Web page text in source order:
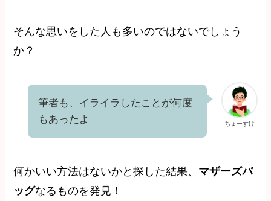
そんな思いをした人も多いのではないでしょう
か？
ちょーすけ
筆者も、イライラしたことが何度
もあったよ
何かいい方法はないかと探した結果、 マザーズバ
ッグなるものを発見！